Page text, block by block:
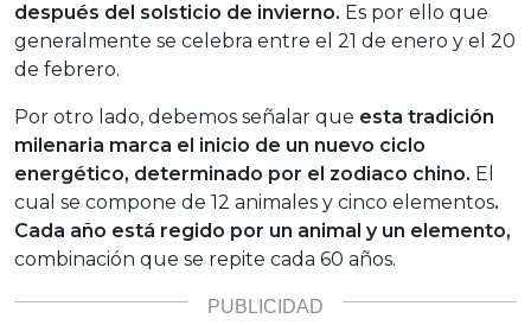
después del solsticio de invierno. Es por ello que
generalmente se celebra entre el 21 de enero y el 20
de febrero.
Por otro lado, debemos señalar que esta tradición
milenaria marca el inicio de un nuevo ciclo
energético, determinado por el zodiaco chino. El
cual se compone de 12 animales y cinco elementos.
Cada año está regido por un animal y un elemento,
combinación que se repite cada 60 años.